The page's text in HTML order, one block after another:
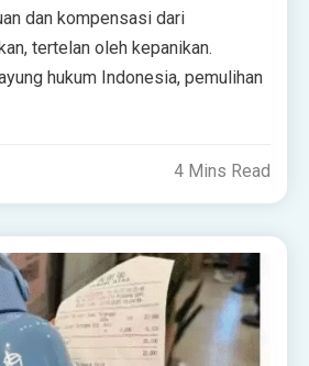
dan kompensasi dari
tertelan oleh kepanikan.
hukum Indonesia, pemulihan
4 Mins Read